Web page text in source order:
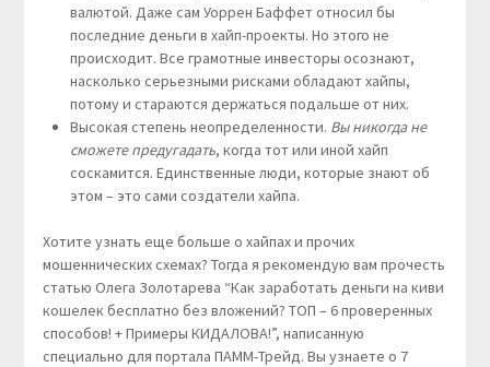
валютой. Даже сам Уоррен Баффет относил бы
последние деньги в хайп-проекты. Но этого не
происходит. Все грамотные инвесторы осознают,
насколько серьезными рисками обладают хайпы,
потому и стараются держаться подальше от них.
Высокая степень неопределенности. Вы никогда не
сможете предугадать, когда тот или иной хайп
соскамится. Единственные люди, которые знают об
этом – это сами создатели хайпа.
Хотите узнать еще больше о хайпах и прочих
мошеннических схемах? Тогда я рекомендую вам прочесть
статью Олега Золотарева “Как заработать деньги на киви
кошелек бесплатно без вложений? ТОП – 6 проверенных
способов! + Примеры КИДАЛОВА!”, написанную
специально для портала ПАММ-Трейд. Вы узнаете о 7